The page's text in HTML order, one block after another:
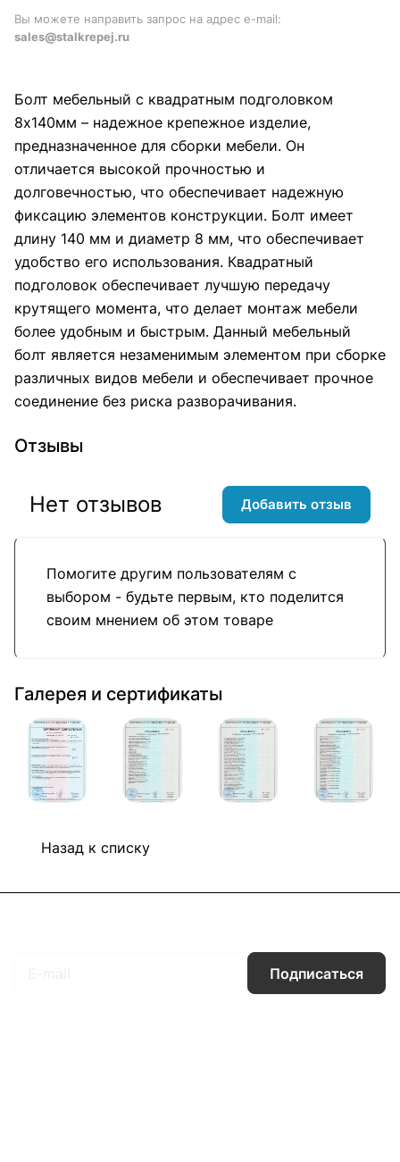
Вы можете направить запрос на адрес e-mail:
sales@stalkrepej.ru
Болт мебельный с квадратным подголовком
8х140мм – надежное крепежное изделие,
предназначенное для сборки мебели. Он
отличается высокой прочностью и
долговечностью, что обеспечивает надежную
фиксацию элементов конструкции. Болт имеет
длину 140 мм и диаметр 8 мм, что обеспечивает
удобство его использования. Квадратный
подголовок обеспечивает лучшую передачу
крутящего момента, что делает монтаж мебели
более удобным и быстрым. Данный мебельный
болт является незаменимым элементом при сборке
различных видов мебели и обеспечивает прочное
соединение без риска разворачивания.
Отзывы
Помогите другим пользователям с
выбором - будьте первым, кто поделится
своим мнением об этом товаре
Нет отзывов Добавить отзыв
Галерея и сертификаты
Назад к списку
Подписаться